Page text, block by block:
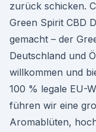
zurück schicken.
Green Spirit CBD
gemacht – der
Deutschland und
willkommen und
100 % legale EU-
führen wir eine
Aromablüten,